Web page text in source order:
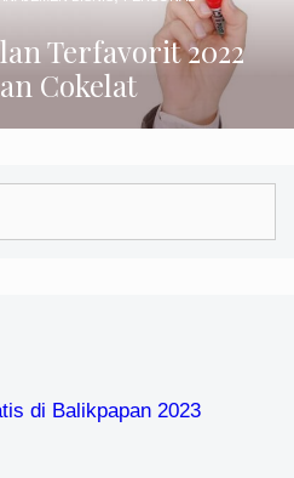
Terfavorit 2022
Cokelat
di Balikpapan 2023